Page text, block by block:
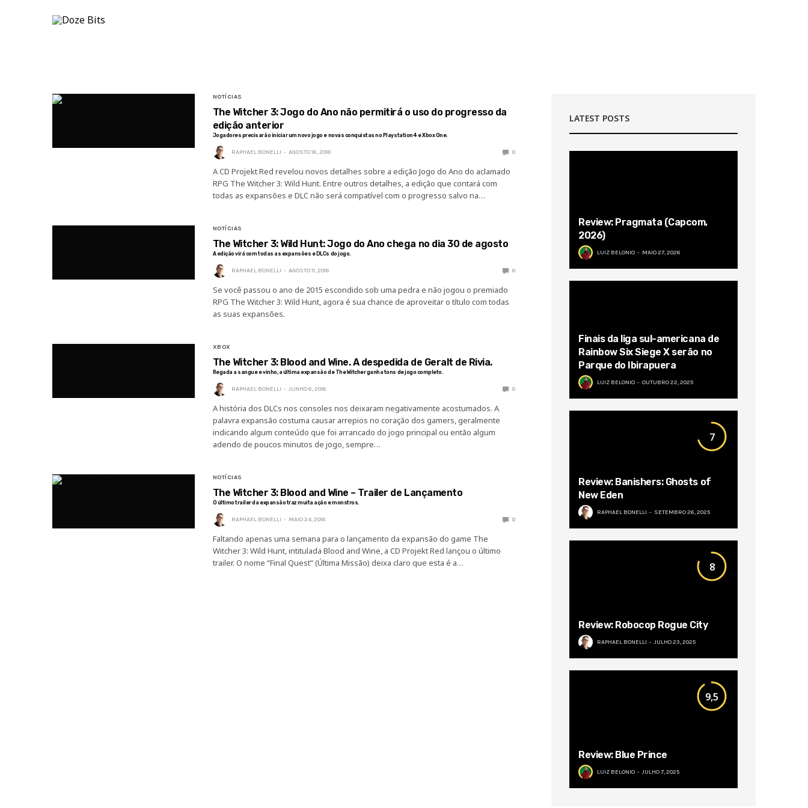
NOTÍCIAS
The Witcher 3: Jogo do Ano não permitirá o uso do progresso da
edição anterior
Jogadores precisarão iniciar um novo jogo e novas conquistas no Playstation 4 e Xbox One.
RAPHAEL BONELLI AGOSTO 16, 2016 0
A CD Projekt Red revelou novos detalhes sobre a edição Jogo do Ano do aclamado
RPG The Witcher 3: Wild Hunt. Entre outros detalhes, a edição que contará com
todas as expansões e DLC não será compatível com o progresso salvo na…
NOTÍCIAS
The Witcher 3: Wild Hunt: Jogo do Ano chega no dia 30 de agosto
A edição virá com todas as expansões e DLCs do jogo.
RAPHAEL BONELLI AGOSTO 11, 2016 0
Se você passou o ano de 2015 escondido sob uma pedra e não jogou o premiado
RPG The Witcher 3: Wild Hunt, agora é sua chance de aproveitar o título com todas
as suas expansões.
XBOX
The Witcher 3: Blood and Wine. A despedida de Geralt de Rivia.
Regada a sangue e vinho, a última expansão de The Witcher ganha tons de jogo completo.
RAPHAEL BONELLI JUNHO 6, 2016 0
A história dos DLCs nos consoles nos deixaram negativamente acostumados. A
palavra expansão costuma causar arrepios no coração dos gamers, geralmente
indicando algum conteúdo que foi arrancado do jogo principal ou então algum
adendo de poucos minutos de jogo, sempre…
NOTÍCIAS
The Witcher 3: Blood and Wine – Trailer de Lançamento
O último trailer da expansão traz muita ação e monstros.
RAPHAEL BONELLI MAIO 24, 2016 0
Faltando apenas uma semana para o lançamento da expansão do game The
Witcher 3: Wild Hunt, intitulada Blood and Wine, a CD Projekt Red lançou o último
trailer. O nome “Final Quest” (Última Missão) deixa claro que esta é a…
LATEST POSTS
Review: Pragmata (Capcom,
2026)
LUIZ BELONIO MAIO 27, 2026
Finais da liga sul-americana de
Rainbow Six Siege X serão no
Parque do Ibirapuera
LUIZ BELONIO OUTUBRO 22, 2025
7
Review: Banishers: Ghosts of
New Eden
RAPHAEL BONELLI SETEMBRO 26, 2025
8
Review: Robocop Rogue City
RAPHAEL BONELLI JULHO 23, 2025
9,5
Review: Blue Prince
LUIZ BELONIO JULHO 7, 2025